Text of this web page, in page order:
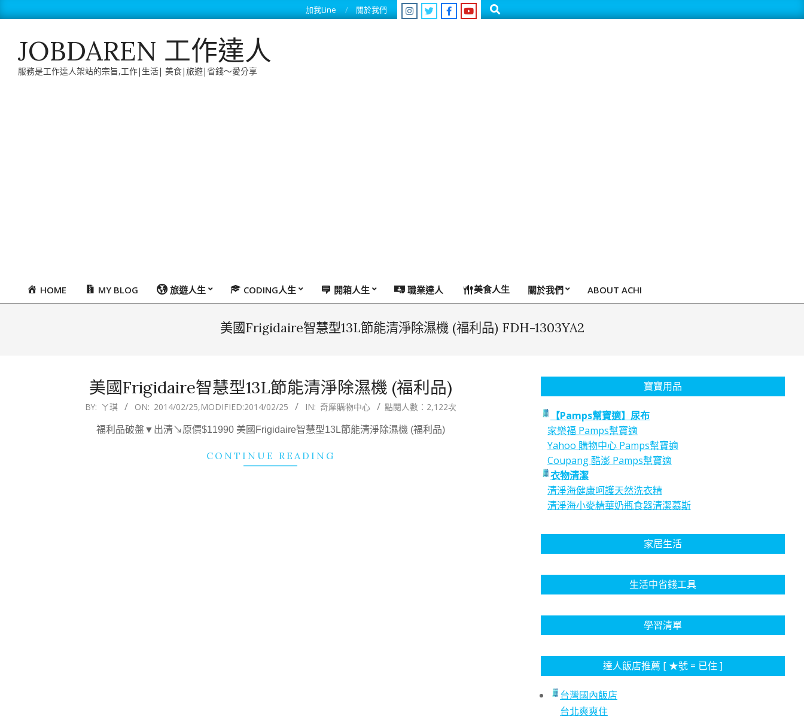
to
加我Line 關於我們 Search
JOBDAREN 工作達人
服務是工作達人架站的宗旨,工作|生活| 美食|旅遊|省錢～愛分享
PrimaryHOME MY BLOG 旅遊人生 CODING人生 開箱人生 職業達人 美食人生 關於我們 ABOUT ACHI
美國Frigidaire智慧型13L節能清淨除濕機 (福利品) FDH-1303YA2
美國Frigidaire智慧型13L節能清淨除濕機 (福利品)
BY: ㄚ琪 ON: 2014/02/25,MODIFIED:2014/02/25 IN: 奇摩購物中心 點閱人數：2,122次
福利品破盤▼出清↘原價$11990 美國Frigidaire智慧型13L節能清淨除濕機 (福利品)
CONTINUE READING
寶寶用品
【Pamps幫寶適】尿布
家樂福 Pamps幫寶適
Yahoo 購物中心 Pamps幫寶適
Coupang 酷澎 Pamps幫寶適
衣物清潔
清淨海健康呵護天然洗衣精
清淨海小麥精華奶瓶食器清潔慕斯
家居生活
生活中省錢工具
學習清單
達人飯店推薦 [ ★號 = 已住 ]
台灣國內飯店
台北爽爽住